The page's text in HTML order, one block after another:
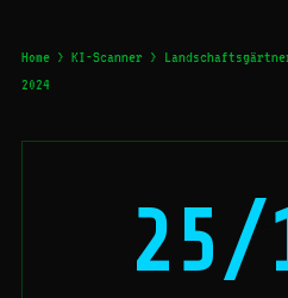
Home > KI-Scanner >
2024
25/